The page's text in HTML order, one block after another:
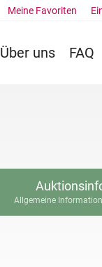
Über uns FAQ
Meine Favoriten
Allgemeine